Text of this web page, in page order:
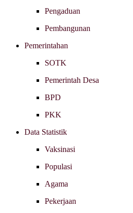
Pengaduan
Pembangunan
Pemerintahan
SOTK
Pemerintah Desa
BPD
PKK
Data Statistik
Vaksinasi
Populasi
Agama
Pekerjaan